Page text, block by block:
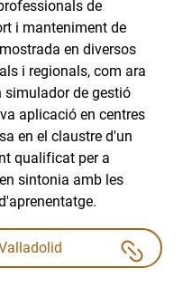
de
i manteniment de
en diversos
i regionals, com ara
simulador de gestió
aplicació en centres
en el claustre d'un
qualificat per a
sintonia amb les